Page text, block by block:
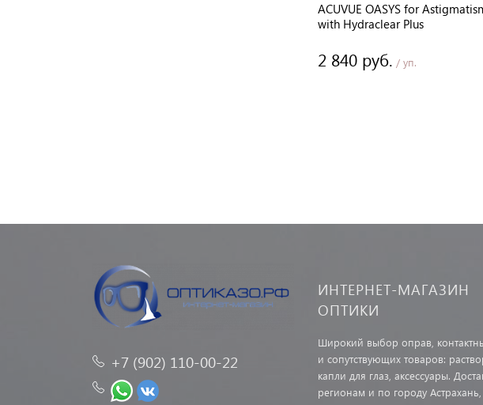
ACUVUE OASYS for
with Hydraclear Plus
2 840 руб. / уп.
+7 (902) 110-00-22
ИНТЕРНЕТ-МАГАЗИН
ОПТИКИ
Широкий выбор оправ,
и сопутствующих товаров:
капли для глаз, аксессуары.
регионам и по городу Астрахань,